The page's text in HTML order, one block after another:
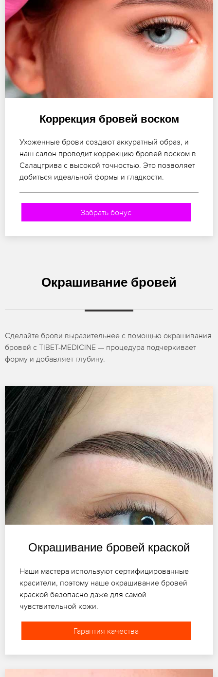
Коррекция бровей воском
Ухоженные брови создают аккуратный образ, и
наш салон проводит коррекцию бровей воском в
Салацгрива с высокой точностью. Это позволяет
добиться идеальной формы и гладкости.
Забрать бонус
Окрашивание бровей
Сделайте брови выразительнее с помощью окрашивания
бровей с TIBET-MEDICINE — процедура подчеркивает
форму и добавляет глубину.
Окрашивание бровей краской
Наши мастера используют сертифицированные
красители, поэтому наше окрашивание бровей
краской безопасно даже для самой
чувствительной кожи.
Гарантия качества